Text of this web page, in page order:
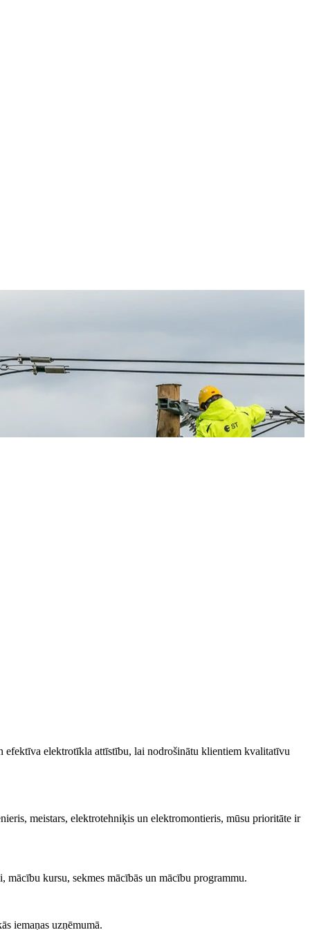
efektīva elektrotīkla attīstību, lai nodrošinātu klientiem kvalitatīvu
meistars, elektrotehniķis un elektromontieris, mūsu prioritāte ir
kursu, sekmes mācībās un mācību programmu.
iemaņas uzņēmumā.